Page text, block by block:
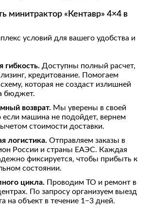
минитрактор «Кентавр» 4×4 в
условий для вашего удобства и
гибкость. Доступны полный расчет,
лизинг, кредитование. Помогаем
которая не создаст излишней
бюджет.
возврат. Мы уверены в своей
если машина не подойдет, вернем
стоимости доставки.
логистика. Отправляем заказы в
России и страны ЕАЭС. Каждая
фиксируется, чтобы прибыть к
состоянии.
цикла. Проводим ТО и ремонт в
По запросу организуем выезд
на объект в течение 1−3 дней.